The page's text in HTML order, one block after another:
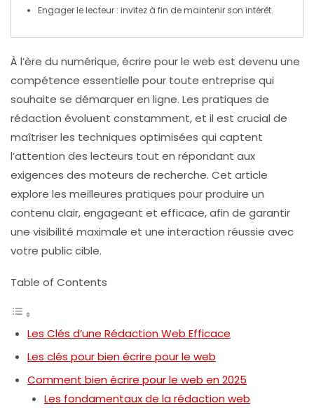
Engager le lecteur : invitez à fin de maintenir son intérêt.
À l’ère du numérique,écrire pour le web est devenu une
compétence essentielle pour toute entreprise qui
souhaite se démarquer en ligne. Les pratiques de
rédaction évoluent constamment, et il est crucial de
maîtriser les techniques optimisées qui captent
l’attention des lecteurs tout en répondant aux
exigences des moteurs de recherche. Cet article
explore les meilleures pratiques pour produire un
contenu clair, engageant et efficace, afin de garantir
une visibilité maximale et une interaction réussie avec
votre public cible.
Table of Contents
Les Clés d’une Rédaction Web Efficace
Les clés pour bien écrire pour le web
Comment bien écrire pour le web en 2025
Les fondamentaux de la rédaction web